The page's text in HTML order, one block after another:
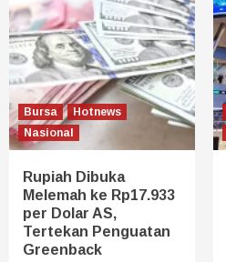
Bursa
Hotnews
Nasional
Rupiah Dibuka
Melemah ke Rp17.933
per Dolar AS,
Tertekan Penguatan
Greenback